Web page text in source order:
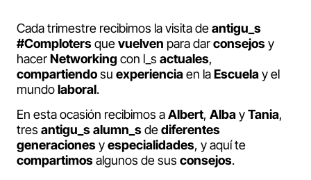
Cada trimestre recibimos la visita deantigu_s
#Complotersquevuelven para darconsejosy
hacerNetworking con l_s actuales,
compartiendosu experienciaen laEscuelay el
mundolaboral.
En esta ocasión recibimos aAlbert, AlbayTania,
tres antigu_s alumn_sdediferentes
generacionesyespecialidades, y aquí te
compartimosalgunos de sus consejos.